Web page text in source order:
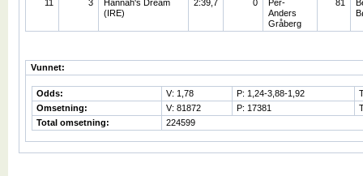
11
3
Hannah's Dream
(IRE)
2:39,7 0
Per-
Anders
Gråberg
81
Vunnet:
Odds: V: 1,78 P: 1,24-3,88-1,92
Omsetning:
V: 81872 P: 17381
Total omsetning:
224599